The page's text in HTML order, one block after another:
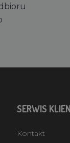
SERWIS
Kontakt